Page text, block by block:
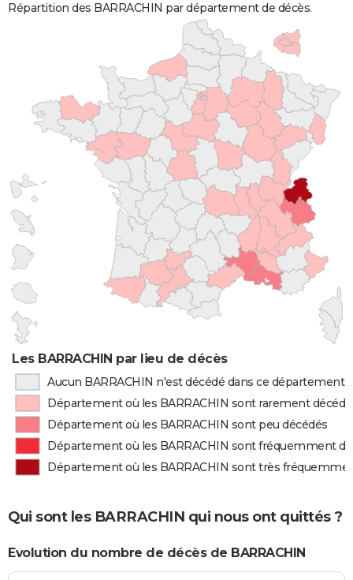
Répartition des BARRACHIN par département de décès.
Les BARRACHIN par lieu de décès
Aucun BARRACHIN n'est décédé dans ce département
Département où les BARRACHIN sont rarement
Département où les BARRACHIN sont peu décédés
Département où les BARRACHIN sont fréquemment
Département où les BARRACHIN sont très
Qui sont les BARRACHIN qui nous ont quittés ?
Evolution du nombre de décès de BARRACHIN